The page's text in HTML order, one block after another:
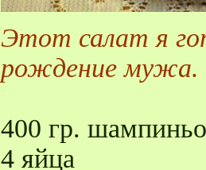
Этот салат я
рождение мужа.
400 гр.
4 яйца